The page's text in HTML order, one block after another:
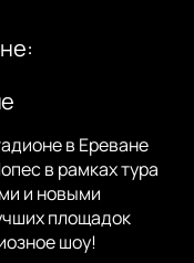
в Ереване
в рамках тура
и новыми
площадок
шоу!